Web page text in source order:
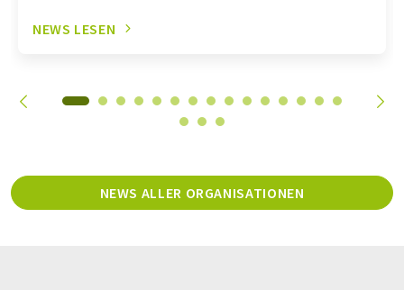
NEWS LESEN
NEWS ALLER ORGANISATIONEN